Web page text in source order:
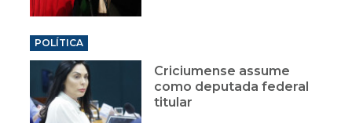
POLÍTICA
Criciumense assume
como deputada federal
titular